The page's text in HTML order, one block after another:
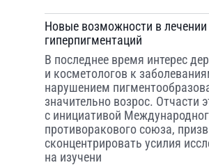
Новые возможности в лечении
гиперпигментаций
В последнее время интерес
и косметологов к
нарушением
значительно возрос. Отчасти
с инициативой
противоракового союза,
сконцентрировать усилия
на изучени